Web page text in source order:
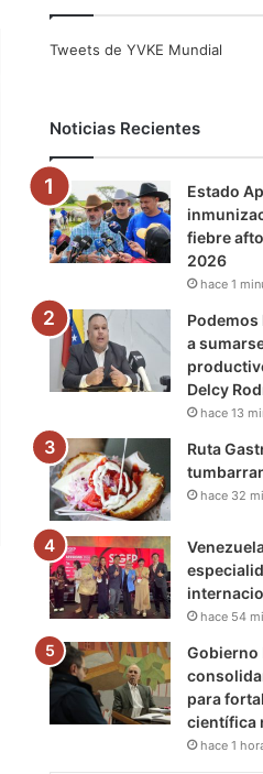
o
k
r
e
Tweets de YVKE Mundial
Noticias Recientes
Estado
fiebre
2026
hace 1
Podemos
a
Delcy
hace 13
Ruta
hace 32
hace 54
Gobierno
para
científica
hace 1